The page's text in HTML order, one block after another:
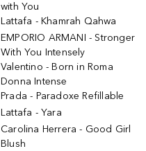
with You
Lattafa - Khamrah Qahwa
EMPORIO ARMANI - Stronger
With You Intensely
Valentino - Born in Roma
Donna Intense
Prada - Paradoxe Refillable
Lattafa - Yara
Carolina Herrera - Good Girl
Blush